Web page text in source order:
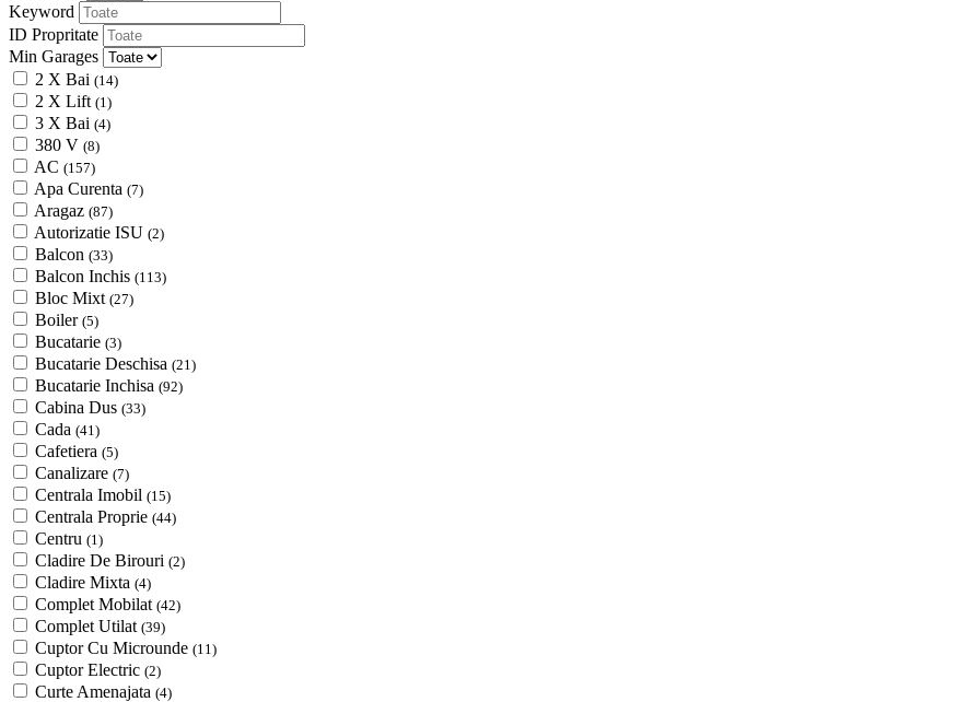
Keyword
ID Propritate
Min Garages
2 X Bai (14)
2 X Lift (1)
3 X Bai (4)
380 V (8)
AC (157)
Apa Curenta (7)
Aragaz (87)
Autorizatie ISU (2)
Balcon (33)
Balcon Inchis (113)
Bloc Mixt (27)
Boiler (5)
Bucatarie (3)
Bucatarie Deschisa (21)
Bucatarie Inchisa (92)
Cabina Dus (33)
Cada (41)
Cafetiera (5)
Canalizare (7)
Centrala Imobil (15)
Centrala Proprie (44)
Centru (1)
Cladire De Birouri (2)
Cladire Mixta (4)
Complet Mobilat (42)
Complet Utilat (39)
Cuptor Cu Microunde (11)
Cuptor Electric (2)
Curte Amenajata (4)